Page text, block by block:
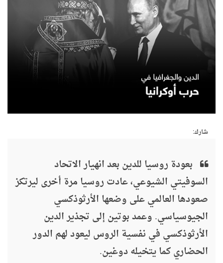
شارك:
بعودة روسيا للدين بعد انهيار الاتحاد
السوفيتي الشيوعي، عادت روسيا مرة أخرى ليرتكز
صعودها العالمي على وضعها الأرثوذكسي
الجيوسياسي. وعمد بوتين إلى تجذير الدين
الأرثوذكسي في نفسية الروس ليعود لهم الدور
الحضاري كما يتخيله دوغين.